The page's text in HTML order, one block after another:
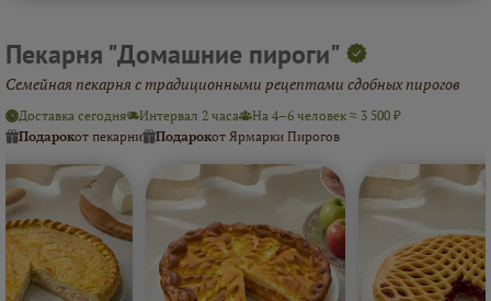
Пекарня "Домашние пироги"
Семейная пекарня с традиционными рецептами сдобных пирогов
Доставка сегодня Интервал 2 часа
На 4–6 человек ≈ 3 500 ₽
Подарокот пекарни Подарокот Ярмарки Пирогов